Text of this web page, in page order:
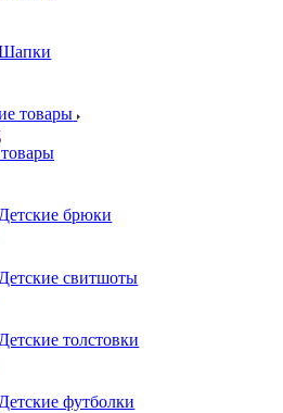
товары
брюки
Детские свитшоты
толстовки
футболки